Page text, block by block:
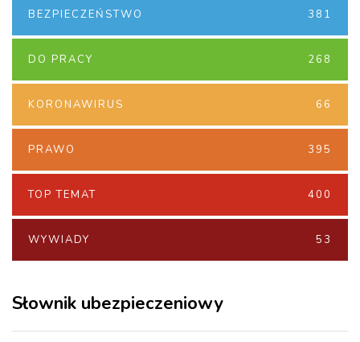
BEZPIECZEŃSTWO 381
DO PRACY 268
KORONAWIRUS 66
PRAWO 395
TOP TEMAT 400
WYWIADY 53
Słownik ubezpieczeniowy